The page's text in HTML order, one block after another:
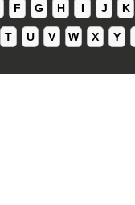
F G H I J K
T U V W X Y